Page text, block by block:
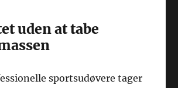
uden at tabe
sportsudøvere tager